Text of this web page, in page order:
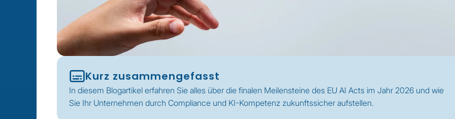
Kurz zusammengefasst
In diesem Blogartikel erfahren Sie alles über die finalen Meilensteine des EU AI Acts im Jahr 2026 und wie
Sie Ihr Unternehmen durch Compliance und KI-Kompetenz zukunftssicher aufstellen.